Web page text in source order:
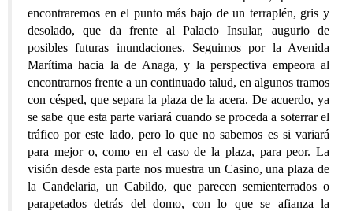
encontraremos en el punto más bajo de un terraplén, gris y
desolado, que da frente al Palacio Insular, augurio de
posibles futuras inundaciones. Seguimos por la Avenida
Marítima hacia la de Anaga, y la perspectiva empeora al
encontrarnos frente a un continuado talud, en algunos tramos
con césped, que separa la plaza de la acera. De acuerdo, ya
se sabe que esta parte variará cuando se proceda a soterrar el
tráfico por este lado, pero lo que no sabemos es si variará
para mejor o, como en el caso de la plaza, para peor. La
visión desde esta parte nos muestra un Casino, una plaza de
la Candelaria, un Cabildo, que parecen semienterrados o
parapetados detrás del domo, con lo que se afianza la